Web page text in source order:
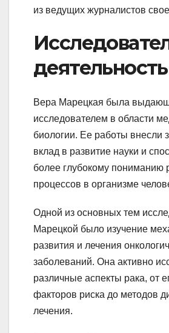
из ведущих журналистов
деятельность
Вера Марецкая была
исследователем в области
биологии. Ее работы внесли
вклад в развитие науки и
более глубокому пониманию
процессов в организме
Одной из основных тем
Марецкой было изучение
развития и лечения
заболеваний. Она активно
различные аспекты рака, от
факторов риска до методов
лечения.